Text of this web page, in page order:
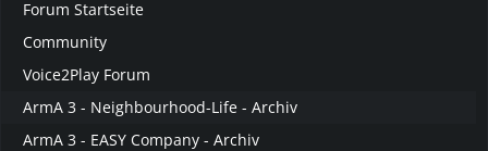
Forum Startseite
Community
Voice2Play Forum
ArmA 3 - Neighbourhood-Life - Archiv
ArmA 3 - EASY Company - Archiv